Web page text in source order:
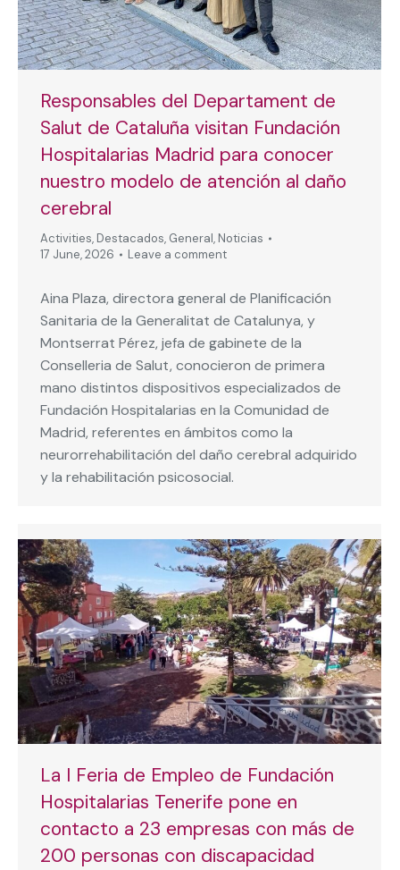
Responsables del Departament de
Salut de Cataluña visitan Fundación
Hospitalarias Madrid para conocer
nuestro modelo de atención al daño
cerebral
Activities, Destacados, General, Noticias
17 June, 2026
Leave a comment
Aina Plaza, directora general de Planificación
Sanitaria de la Generalitat de Catalunya, y
Montserrat Pérez, jefa de gabinete de la
Conselleria de Salut, conocieron de primera
mano distintos dispositivos especializados de
Fundación Hospitalarias en la Comunidad de
Madrid, referentes en ámbitos como la
neurorrehabilitación del daño cerebral adquirido
y la rehabilitación psicosocial.
La I Feria de Empleo de Fundación
Hospitalarias Tenerife pone en
contacto a 23 empresas con más de
200 personas con discapacidad